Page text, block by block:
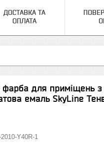
ДОСТАВКА ТА
ОПЛАТА
для приміщень з
емаль SkyLine
Y40R-1